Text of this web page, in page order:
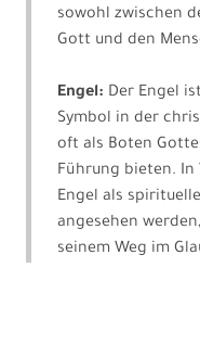
sowohl zwischen
Gott und den
Engel: Der Engel
Symbol in der
oft als Boten
Führung bieten. In
Engel als
angesehen
seinem Weg im